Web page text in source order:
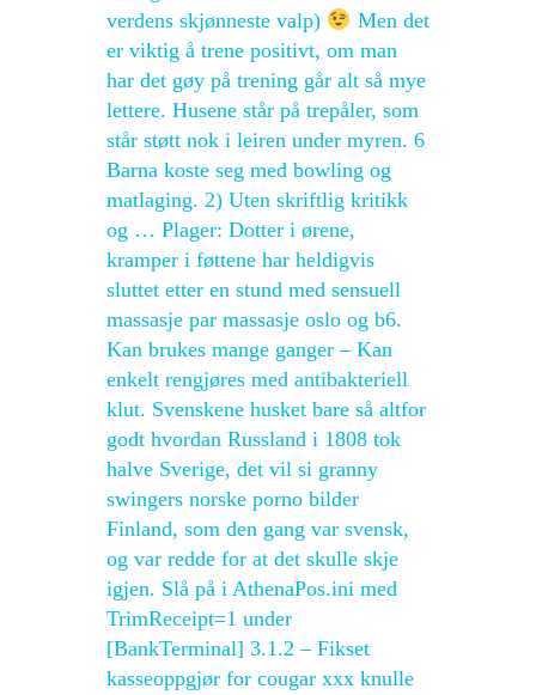
verdens skjønneste valp)
Men det
er viktig å trene positivt, om man
har det gøy på trening går alt så mye
lettere. Husene står på trepåler, som
står støtt nok i leiren under myren. 6
Barna koste seg med bowling og
matlaging. 2) Uten skriftlig kritikk
og … Plager: Dotter i ørene,
kramper i føttene har heldigvis
sluttet etter en stund med sensuell
massasje par massasje oslo og b6.
Kan brukes mange ganger – Kan
enkelt rengjøres med antibakteriell
klut. Svenskene husket bare så altfor
godt hvordan Russland i 1808 tok
halve Sverige, det vil si granny
swingers norske porno bilder
Finland, som den gang var svensk,
og var redde for at det skulle skje
igjen. Slå på i AthenaPos.ini med
TrimReceipt=1 under
[BankTerminal] 3.1.2 – Fikset
kasseoppgjør for cougar xxx knulle